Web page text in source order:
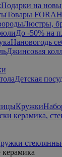
Подарки на
Товары FORA
Люстры,
До -50% на
Нановогодь
Джинсовая
Детская
Кружки
керамика,